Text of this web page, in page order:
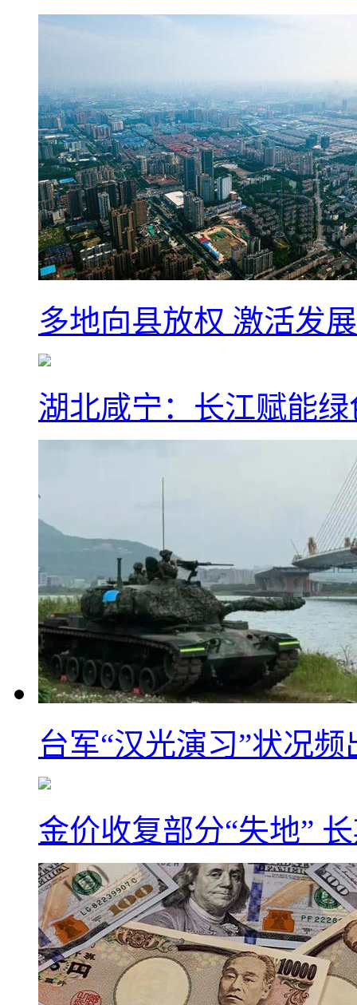
多地向县放权 激活发
湖北咸宁：长江赋能
台军“汉光演习”状况
金价收复部分“失地”